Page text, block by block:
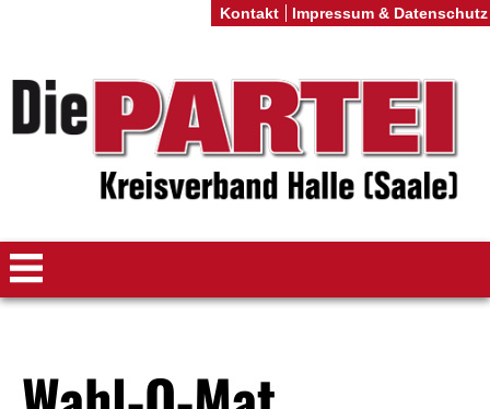
Kontakt Impressum & Datenschutz